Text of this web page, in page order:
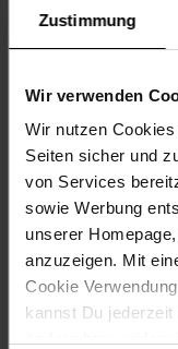
Zustimmung
Wir verwenden
Wir nutzen
Seiten sicher und
von Services
sowie Werbung
unserer
anzuzeigen. Mit
Cookie
kannst Du jederzeit